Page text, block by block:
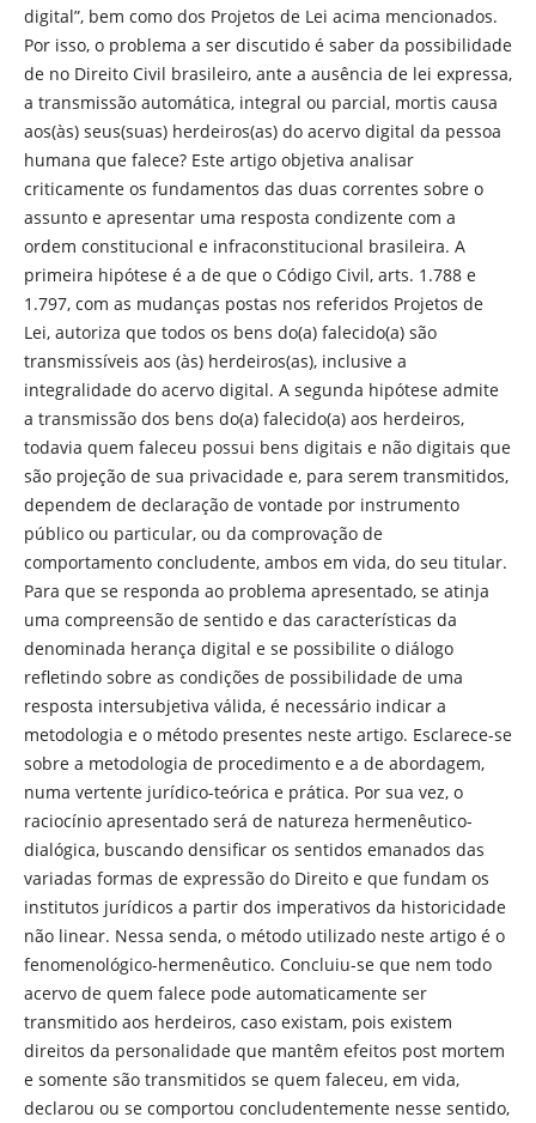
digital”, bem como dos Projetos de Lei acima mencionados.
Por isso, o problema a ser discutido é saber da possibilidade
de no Direito Civil brasileiro, ante a ausência de lei expressa,
a transmissão automática, integral ou parcial, mortis causa
aos(às) seus(suas) herdeiros(as) do acervo digital da pessoa
humana que falece? Este artigo objetiva analisar
criticamente os fundamentos das duas correntes sobre o
assunto e apresentar uma resposta condizente com a
ordem constitucional e infraconstitucional brasileira. A
primeira hipótese é a de que o Código Civil, arts. 1.788 e
1.797, com as mudanças postas nos referidos Projetos de
Lei, autoriza que todos os bens do(a) falecido(a) são
transmissíveis aos (às) herdeiros(as), inclusive a
integralidade do acervo digital. A segunda hipótese admite
a transmissão dos bens do(a) falecido(a) aos herdeiros,
todavia quem faleceu possui bens digitais e não digitais que
são projeção de sua privacidade e, para serem transmitidos,
dependem de declaração de vontade por instrumento
público ou particular, ou da comprovação de
comportamento concludente, ambos em vida, do seu titular.
Para que se responda ao problema apresentado, se atinja
uma compreensão de sentido e das características da
denominada herança digital e se possibilite o diálogo
refletindo sobre as condições de possibilidade de uma
resposta intersubjetiva válida, é necessário indicar a
metodologia e o método presentes neste artigo. Esclarece-se
sobre a metodologia de procedimento e a de abordagem,
numa vertente jurídico-teórica e prática. Por sua vez, o
raciocínio apresentado será de natureza hermenêutico-
dialógica, buscando densificar os sentidos emanados das
variadas formas de expressão do Direito e que fundam os
institutos jurídicos a partir dos imperativos da historicidade
não linear. Nessa senda, o método utilizado neste artigo é o
fenomenológico-hermenêutico. Concluiu-se que nem todo
acervo de quem falece pode automaticamente ser
transmitido aos herdeiros, caso existam, pois existem
direitos da personalidade que mantêm efeitos post mortem
e somente são transmitidos se quem faleceu, em vida,
declarou ou se comportou concludentemente nesse sentido,